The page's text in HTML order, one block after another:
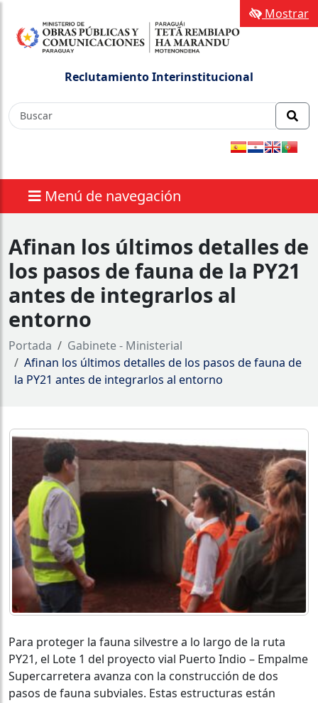
Reclutamiento Interinstitucional
Menú de navegación
Mostrar
Afinan los últimos detalles de
los pasos de fauna de la PY21
antes de integrarlos al
entorno
Portada
Gabinete - Ministerial
Afinan los últimos detalles de los pasos de fauna de
la PY21 antes de integrarlos al entorno
Para proteger la fauna silvestre a lo largo de la ruta
PY21, el Lote 1 del proyecto vial Puerto Indio – Empalme
Supercarretera avanza con la construcción de dos
pasos de fauna subviales. Estas estructuras están